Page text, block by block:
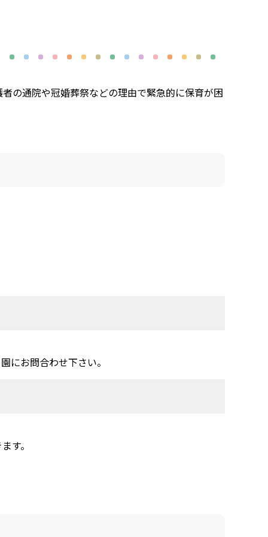
の通院や冠婚葬祭などの理由で緊急的に保育が困
にお問合わせ下さい。
す。